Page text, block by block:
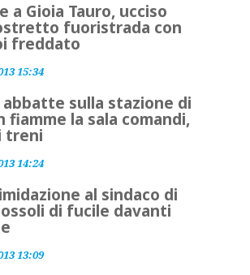
a Gioia Tauro, ucciso
fuoristrada con
freddato
15:34
abbatte sulla stazione di
fiamme la sala comandi,
treni
14:24
al sindaco di
di fucile davanti
13:09